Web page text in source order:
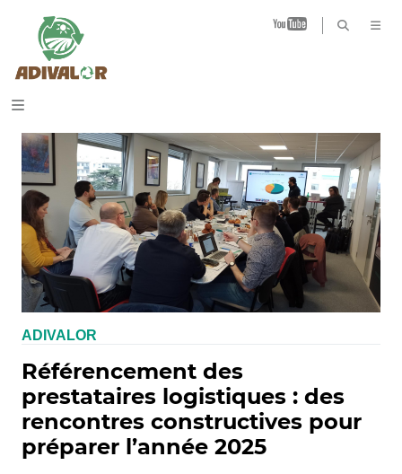
B
ADIVALOR
Référencement des
prestataires logistiques : des
rencontres constructives pour
préparer l’année 2025